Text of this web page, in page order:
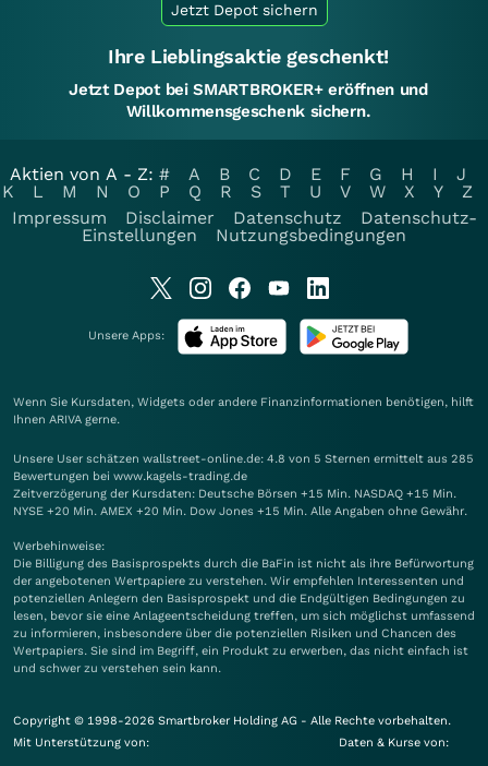
Jetzt Depot sichern
Ihre Lieblingsaktie geschenkt!
Jetzt Depot bei SMARTBROKER+ eröffnen und
Willkommensgeschenk sichern.
Aktien von A - Z: # A B C D E F G H I
J
K
L M N O P Q R S T U V W X Y
Z
Impressum
Disclaimer Datenschutz
Datenschutz-
Einstellungen
Nutzungsbedingungen
Unsere Apps:
Wenn Sie Kursdaten, Widgets oder andere Finanzinformationen benötigen, hilft
Ihnen ARIVA gerne.
Unsere User schätzen wallstreet-online.de: 4.8 von 5 Sternen ermittelt aus 285
Bewertungen bei www.kagels-trading.de
Zeitverzögerung der Kursdaten: Deutsche Börsen +15 Min. NASDAQ +15 Min.
NYSE +20 Min. AMEX +20 Min. Dow Jones +15 Min. Alle Angaben ohne Gewähr.
Werbehinweise:
Die Billigung des Basisprospekts durch die BaFin ist nicht als ihre Befürwortung
der angebotenen Wertpapiere zu verstehen. Wir empfehlen Interessenten und
potenziellen Anlegern den Basisprospekt und die Endgültigen Bedingungen zu
lesen, bevor sie eine Anlageentscheidung treffen, um sich möglichst umfassend
zu informieren, insbesondere über die potenziellen Risiken und Chancen des
Wertpapiers. Sie sind im Begriff, ein Produkt zu erwerben, das nicht einfach ist
und schwer zu verstehen sein kann.
Copyright © 1998-2026 Smartbroker Holding AG - Alle Rechte vorbehalten.
Mit Unterstützung von:
Daten & Kurse von: